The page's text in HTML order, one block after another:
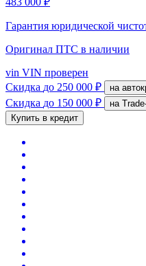
Гарантия юридической
Оригинал ПТС в наличии
vin VIN проверен
Скидка до 250 000 ₽ на
Скидка до 150 000 ₽
на
Купить в кредит